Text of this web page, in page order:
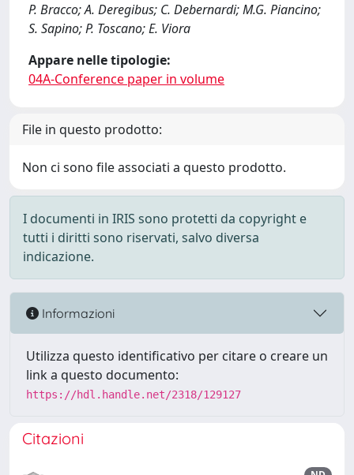
P. Bracco; A. Deregibus; C. Debernardi; M.G. Piancino;
S. Sapino; P. Toscano; E. Viora
Appare nelle tipologie:
04A-Conference paper in volume
File in questo prodotto:
Non ci sono file associati a questo prodotto.
I documenti in IRIS sono protetti da copyright e
tutti i diritti sono riservati, salvo diversa
indicazione.
Informazioni
Utilizza questo identificativo per citare o creare un
link a questo documento:
https://hdl.handle.net/2318/129127
Citazioni